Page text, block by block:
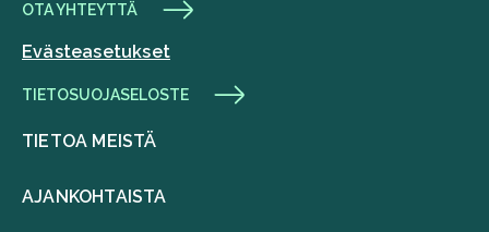
OTA YHTEYTTÄ
Evästeasetukset
TIETOSUOJASELOSTE
TIETOA MEISTÄ
AJANKOHTAISTA